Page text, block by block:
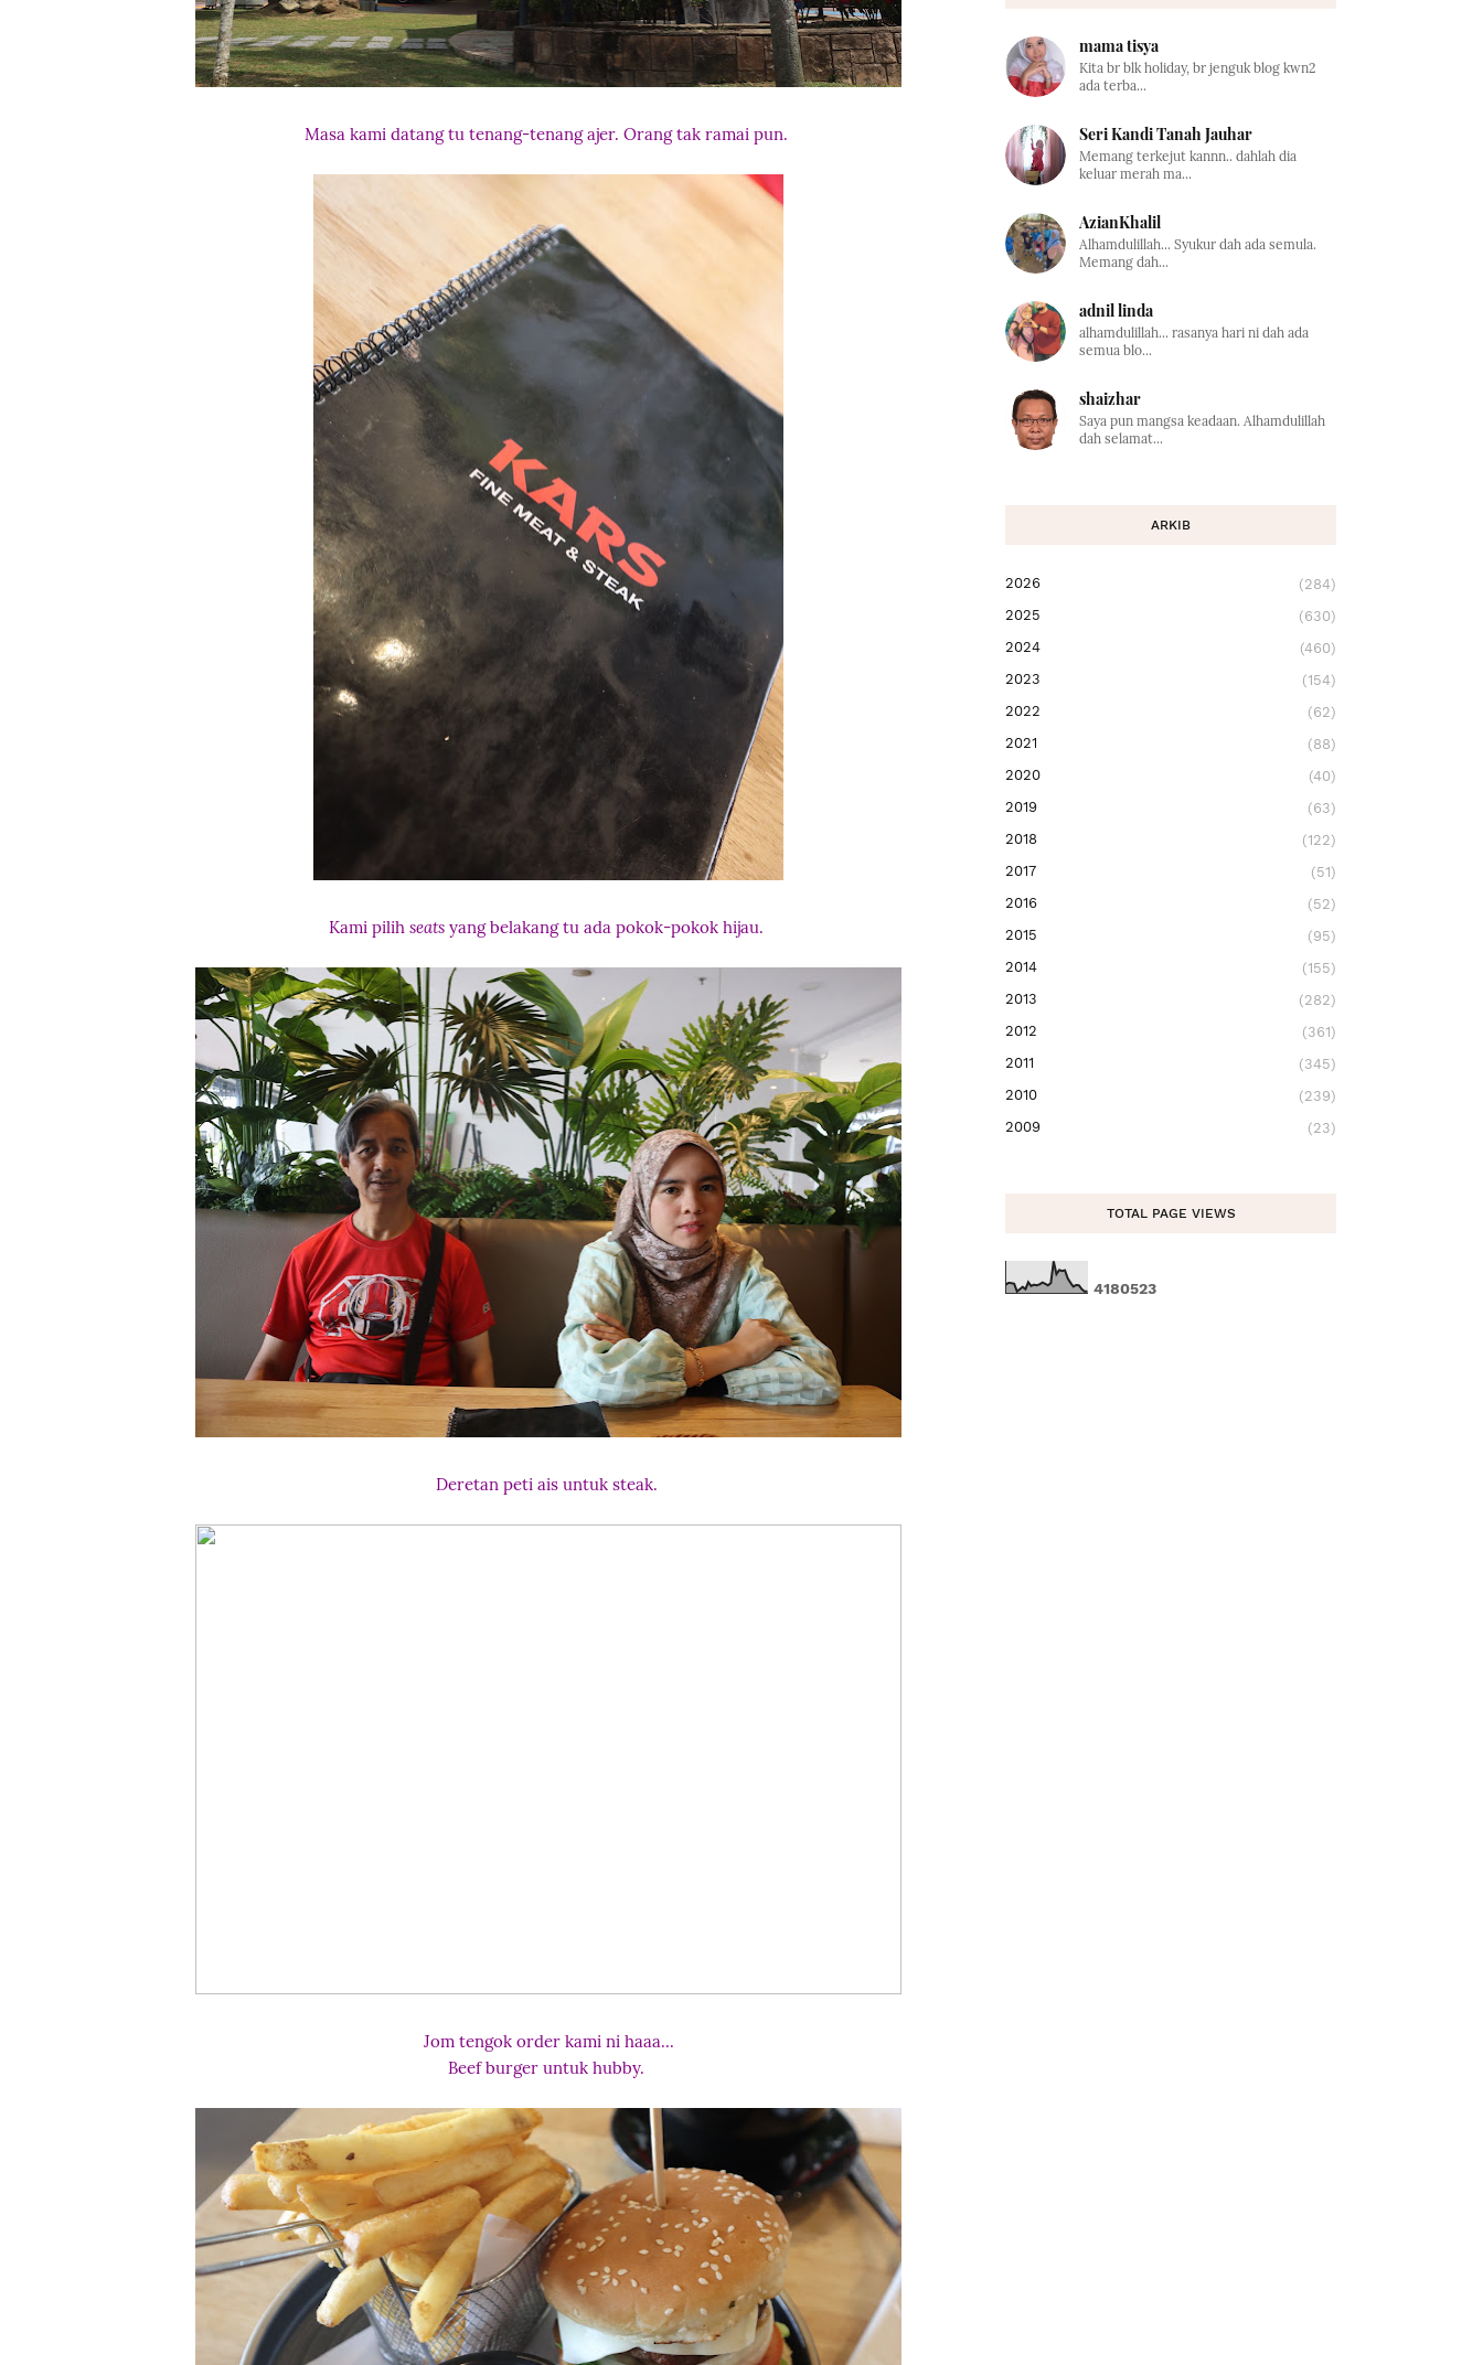
Masa kami datang tu tenang-tenang ajer. Orang tak ramai pun.
Kami pilih seats yang belakang tu ada pokok-pokok hijau.
Deretan peti ais untuk steak.
Jom tengok order kami ni haaa...
Beef burger untuk hubby.
mama tisya
Kita br blk holiday, br jenguk blog kwn2
ada terba...
Seri Kandi Tanah Jauhar
Memang terkejut kannn.. dahlah dia
keluar merah ma...
AzianKhalil
Alhamdulillah... Syukur dah ada semula.
Memang dah...
adnil linda
alhamdulillah... rasanya hari ni dah ada
semua blo...
shaizhar
Saya pun mangsa keadaan. Alhamdulillah
dah selamat...
ARKIB
2026
(284)
2025
(630)
2024
(460)
2023
(154)
2022
(62)
2021
(88)
2020
(40)
2019
(63)
2018
(122)
2017
(51)
2016
(52)
2015
(95)
2014
(155)
2013
(282)
2012
(361)
2011
(345)
2010
(239)
2009
(23)
TOTAL PAGE VIEWS
4180523